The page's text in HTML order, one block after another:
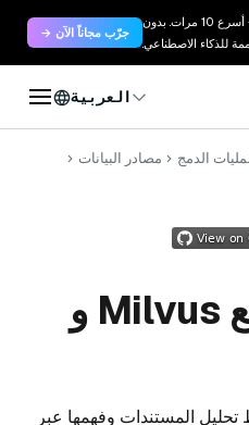
🚀 زيليز كلاود: ميلفوس مُدار بالكامل - أسرع 10 مرات. بدون
للذكاء الاصطناعي.
جرّب مجاناً الآن →
العربية
الدمج
مصادر البيانات
بناء RAG مع Milvus و
المستندات وفهمها عبر